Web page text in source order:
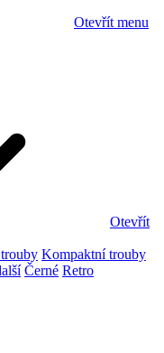
Otevřít menu
Otevřít
Kompaktní trouby
Černé Retro